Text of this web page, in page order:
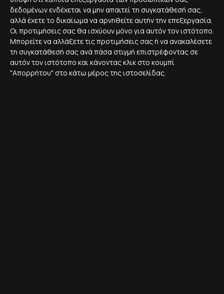
δεδομένων ενδέχεται να μην απαιτεί τη συγκατάθεσή σας,
αλλά έχετε το δικαίωμα να αρνηθείτε αυτήν την επεξεργασία.
Οι προτιμήσεις σας θα ισχύουν μόνο για αυτόν τον ιστότοπο.
Μπορείτε να αλλάξετε τις προτιμήσεις σας ή να ανακαλέσετε
τη συγκατάθεσή σας ανά πάσα στιγμή επιστρέφοντας σε
αυτόν τον ιστότοπο και κάνοντας κλικ στο κουμπί
"Απορρήτου" στο κάτω μέρος της ιστοσελίδας.
Airdrop: EmiSwap
Το EmiSwap είναι ένα νέου είδους παιχνιδοποίμενου AMM
που υποστηρίζεται από το εγγενές Token το ESW.
AIRDROPS 27 Ιουν. 2021 1 - 2'